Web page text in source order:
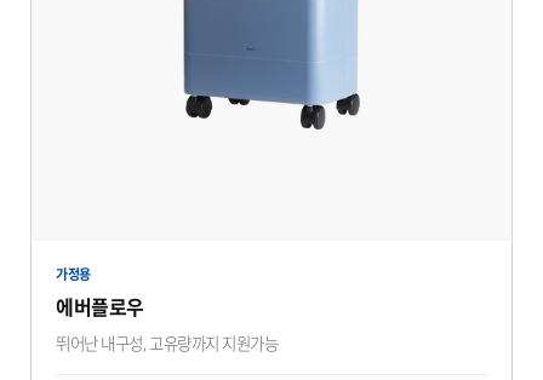
가정용
에버플로우
뛰어난 내구성, 고유량까지 지원가능